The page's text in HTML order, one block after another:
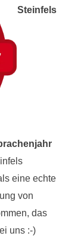
Steinfels
eine echte
von
das
uns :-)